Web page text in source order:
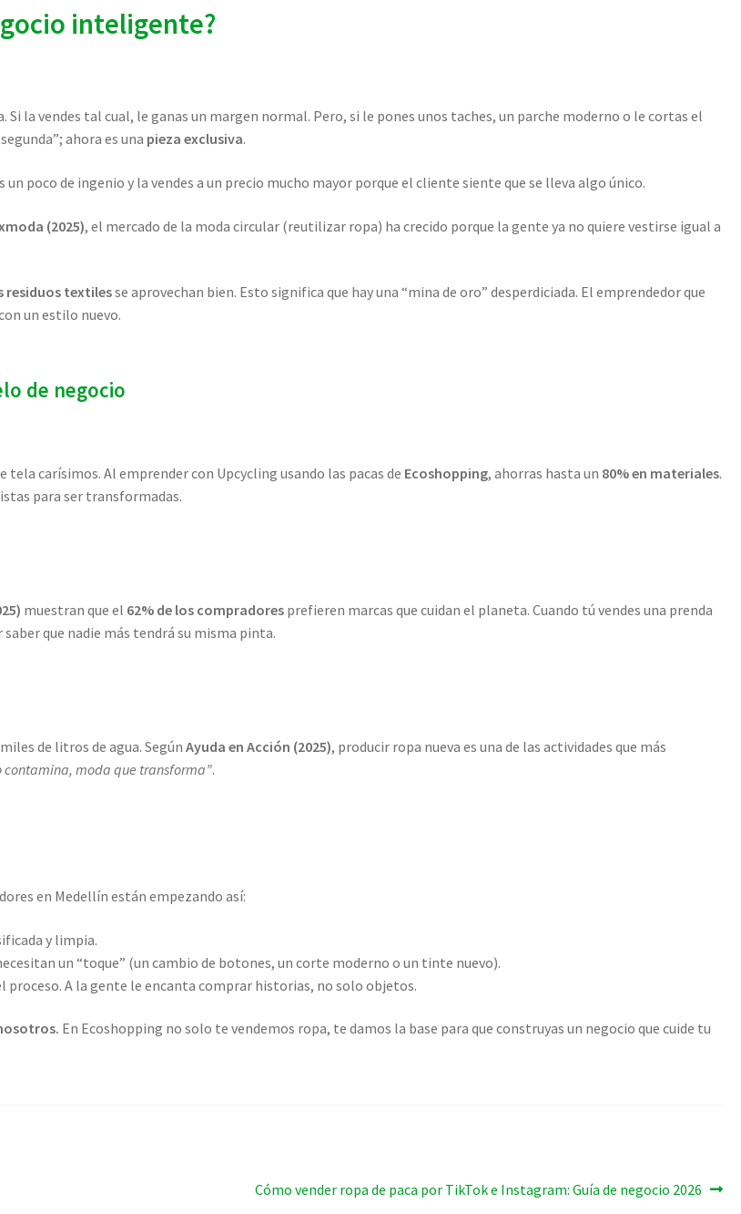
inteligente?
Si la vendes tal cual, le ganas un margen normal. Pero, si le pones unos taches, un parche moderno o le cortas el
ahora es una pieza exclusiva.
poco de ingenio y la vendes a un precio mucho mayor porque el cliente siente que se lleva algo único.
(2025), el mercado de la moda circular (reutilizar ropa) ha crecido porque la gente ya no quiere vestirse igual a
residuos textilesse aprovechan bien. Esto significa que hay una “mina de oro” desperdiciada. El emprendedor que
un estilo nuevo.
de negocio
carísimos. Al emprender con Upcycling usando las pacas de Ecoshopping, ahorras hasta un 80% en materiales.
para ser transformadas.
muestran que el 62% de los compradores prefieren marcas que cuidan el planeta. Cuando tú vendes una prenda
que nadie más tendrá su misma pinta.
de litros de agua. Según Ayuda en Acción (2025), producir ropa nueva es una de las actividades que más
contamina, moda que transforma”.
en Medellín están empezando así:
y limpia.
un “toque” (un cambio de botones, un corte moderno o un tinte nuevo).
proceso. A la gente le encanta comprar historias, no solo objetos.
En Ecoshopping no solo te vendemos ropa, te damos la base para que construyas un negocio que cuide tu
Entrada
Cómo vender ropa de paca por TikTok e Instagram: Guía de negocio 2026